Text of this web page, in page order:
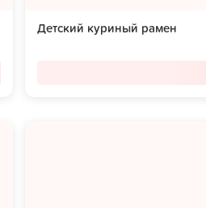
Детский куриный рамен